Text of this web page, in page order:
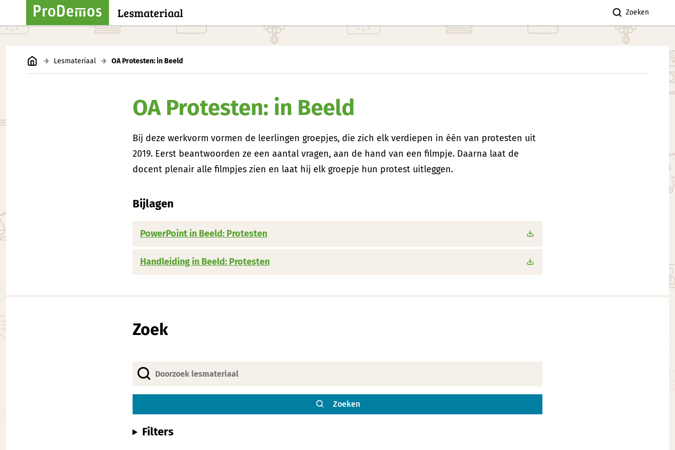
Lesmateriaal Zoeken
Lesmateriaal OA Protesten: in Beeld
OA Protesten: in Beeld
Bij deze werkvorm vormen de leerlingen groepjes, die zich elk verdiepen in één van protesten uit
2019. Eerst beantwoorden ze een aantal vragen, aan de hand van een filmpje. Daarna laat de
docent plenair alle filmpjes zien en laat hij elk groepje hun protest uitleggen.
Bijlagen
PowerPoint in Beeld: Protesten
Handleiding in Beeld: Protesten
Zoek
Zoeken
Filters